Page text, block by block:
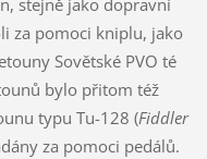
stejně jako dopravní
za pomoci kniplu, jako
Sovětské PVO té
bylo přitom též
typu Tu-128 (Fiddler
za pomoci pedálů.